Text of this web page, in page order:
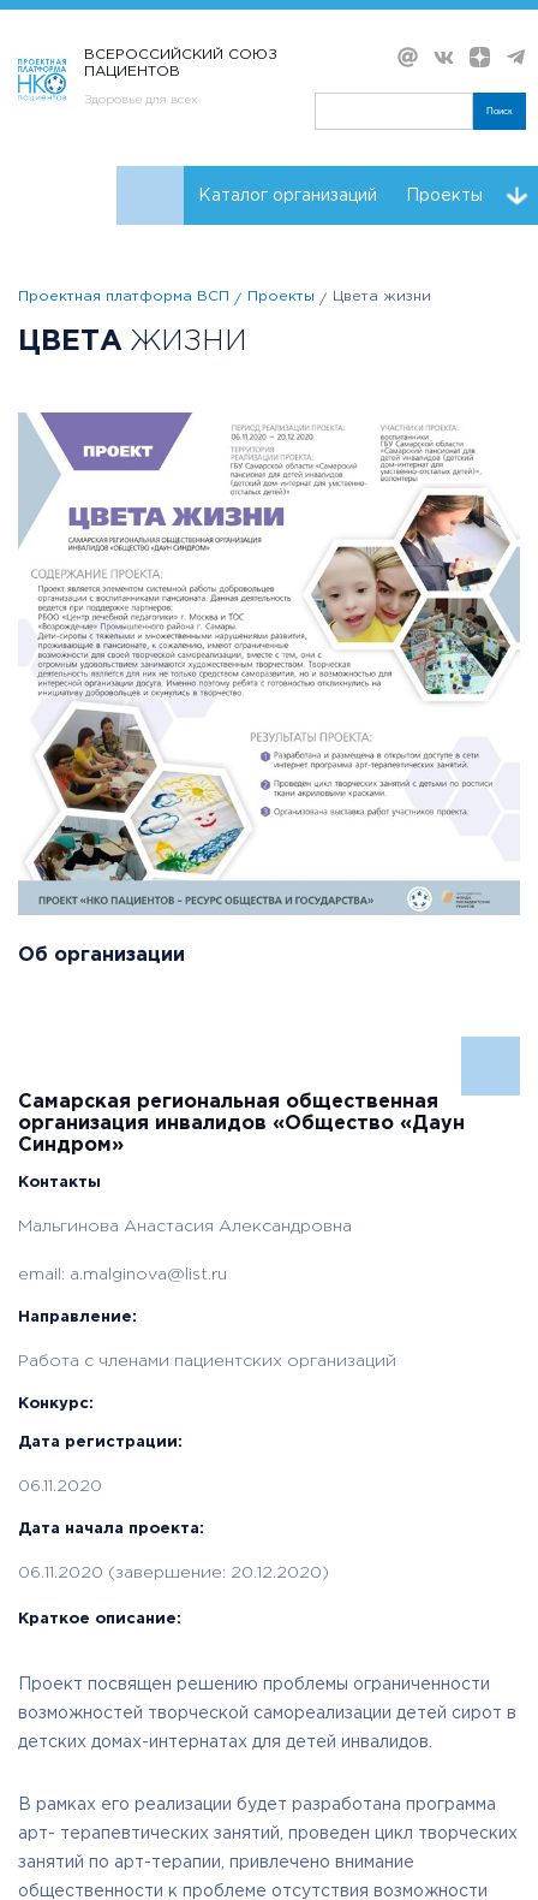
ВСЕРОССИЙСКИЙ СОЮЗ
ПАЦИЕНТОВ
Здоровье для всех
Поиск
Каталог организаций Проекты
Проектная платформа ВСП Проекты Цвета жизни
ЦВЕТА ЖИЗНИ
Краткое описание:
Проект посвящен решению проблемы ограниченности
возможностей творческой самореализации детей сирот в
детских домах-интернатах для детей инвалидов.
В рамках его реализации будет разработана программа
арт- терапевтических занятий, проведен цикл творческих
занятий по арт-терапии, привлечено внимание
общественности к проблеме отсутствия возможности
Об организации
Самарская региональная общественная
организация инвалидов «Общество «Даун
Синдром»
Контакты
Мальгинова Анастасия Александровна
email: a.malginova@list.ru
Направление:
Работа с членами пациентских организаций
Конкурс:
Дата регистрации:
06.11.2020
Дата начала проекта:
06.11.2020 (завершение: 20.12.2020)